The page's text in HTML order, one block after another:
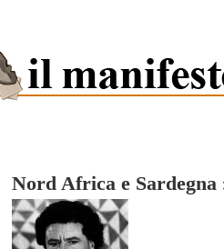
Nord Africa e Sardegna